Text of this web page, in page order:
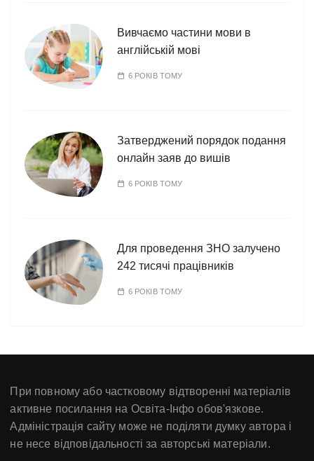
Вивчаємо частини мови в
англійській мові
6 РОКІВ ТОМУ
Затверджений порядок подання
онлайн заяв до вишів
6 РОКІВ ТОМУ
Для проведення ЗНО залучено
242 тисячі працівників
6 РОКІВ ТОМУ
При повному або частковому відтворенні матеріалів
активне посилання на Освіта-Інфо обов'язкове.
Адміністрація сайту може не поділяти думку автора і
не несе відповідальності за авторські матеріали.